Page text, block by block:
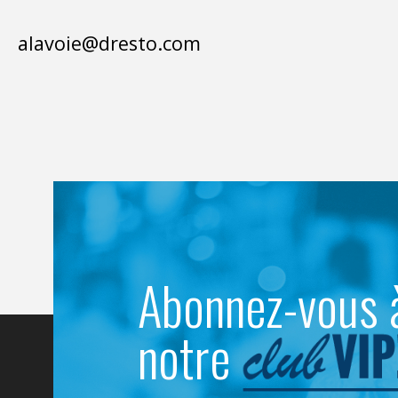
alavoie@dresto.com
Abonnez-vous
notre